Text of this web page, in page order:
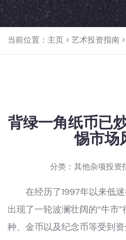
当前位置： 主页 > 艺术投资指南 >
背绿一角纸币已
惕市场
分类： 其他杂项投资
在经历了1997年以来低迷
出现了一轮波澜壮阔的“牛市
种、金币以及纪念币等受到